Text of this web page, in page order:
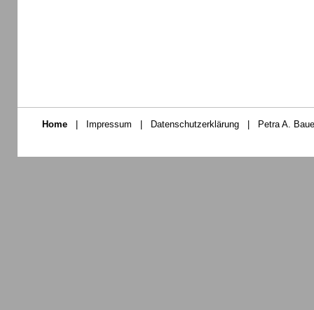
Home | Impressum | Datenschutzerklärung | Petra A.